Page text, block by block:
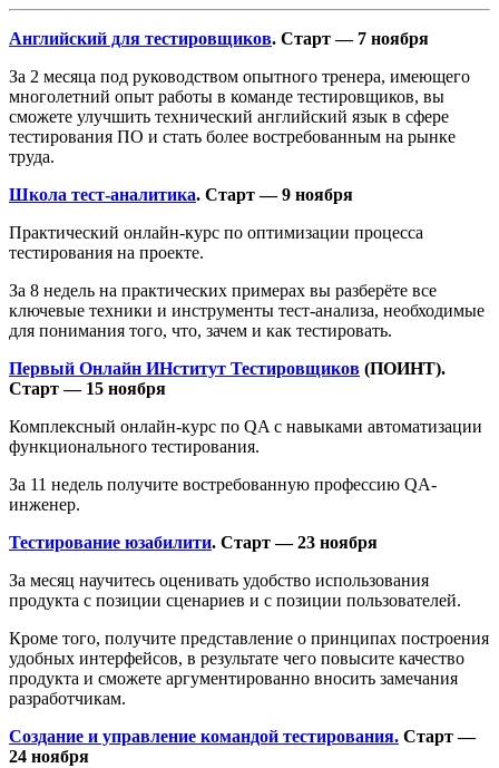
Английский для тестировщиков. Старт — 7 ноября
За 2 месяца под руководством опытного тренера, имеющего
многолетний опыт работы в команде тестировщиков, вы
сможете улучшить технический английский язык в сфере
тестирования ПО и стать более востребованным на рынке
труда.
Школа тест-аналитика. Старт — 9 ноября
Практический онлайн-курс по оптимизации процесса
тестирования на проекте.
За 8 недель на практических примерах вы разберёте все
ключевые техники и инструменты тест-анализа, необходимые
для понимания того, что, зачем и как тестировать.
Первый Онлайн ИНститут Тестировщиков (ПОИНТ).
Старт — 15 ноября
Комплексный онлайн-курс по QA с навыками автоматизации
функционального тестирования.
За 11 недель получите востребованную профессию QA-
инженер.
Тестирование юзабилити. Старт — 23 ноября
За месяц научитесь оценивать удобство использования
продукта с позиции сценариев и с позиции пользователей.
Кроме того, получите представление о принципах построения
удобных интерфейсов, в результате чего повысите качество
продукта и сможете аргументированно вносить замечания
разработчикам.
Создание и управление командой тестирования. Старт —
24 ноября